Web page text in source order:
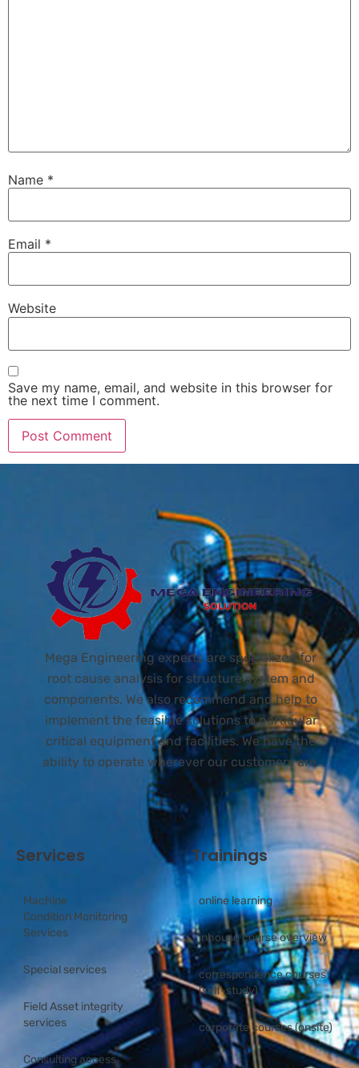
Name *
Email *
Website
Save my name, email, and website in this browser for
the next time I comment.
Mega Engineering experts are specialized for
root cause analysis for structure system and
components. We also recommend and help to
implement the feasible solutions to particular
critical equipment and facilities. We have the
ability to operate wherever our customers are.
Services
Machine
Condition Monitoring
Services
Special services
Field Asset integrity
services
Consulting access
Trainings
online learning
inhouse course overview
correspondence courses
(self-study)
corporate courses (onsite)